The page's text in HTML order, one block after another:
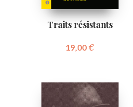
Traits résistants
19,00€